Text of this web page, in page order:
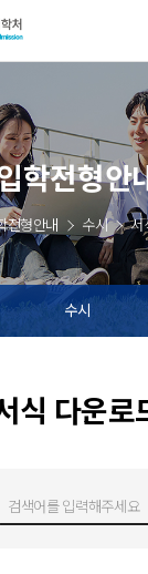
학전형안
전형안내 수시 서
수시
식 다운로